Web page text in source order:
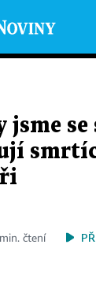
jsme
min. čtení